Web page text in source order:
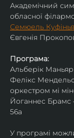
Академічний
обласної
Семюель
Євгенія
Програма:
Альберік Маньяр
Фелікс
оркестром мі
Йоганнес Брамс
56a
У програмі